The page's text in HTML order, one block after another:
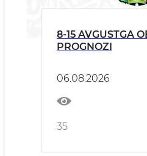
8-15 AVGUSTGA OB-HAVO
PROGNOZI
06.08.2026
35